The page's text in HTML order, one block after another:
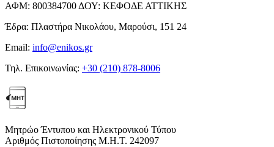
ΑΦΜ: 800384700 ΔΟΥ: ΚΕΦΟΔΕ ΑΤΤΙΚΗΣ
Έδρα: Πλαστήρα Νικολάου, Μαρούσι, 151 24
Email: info@enikos.gr
Τηλ. Επικοινωνίας: +30 (210) 878-8006
Μητρώο Έντυπου και Ηλεκτρονικού Τύπου
Αριθμός Πιστοποίησης Μ.Η.Τ. 242097